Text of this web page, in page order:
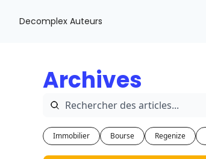
Decomplex Auteurs
Archives
Immobilier Bourse Regenize